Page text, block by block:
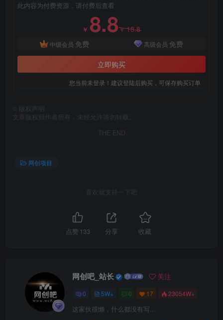
此内容为付费资源，请付费后查看
￥ 8.8￥18.8
中级会员 免费 高级会员 免费
立即购买
您当前未登录！建议登陆后购买，可保存购买订单
版权声明
文章版权归作者所有，未经允许请勿转载。
THE END
网创项目
喜欢就支持一下吧
点赞 133 分享 收藏
网创吧_站长 关注
0 5W+ 0 17 23054W+
这家伙很懒，什么都没有写...